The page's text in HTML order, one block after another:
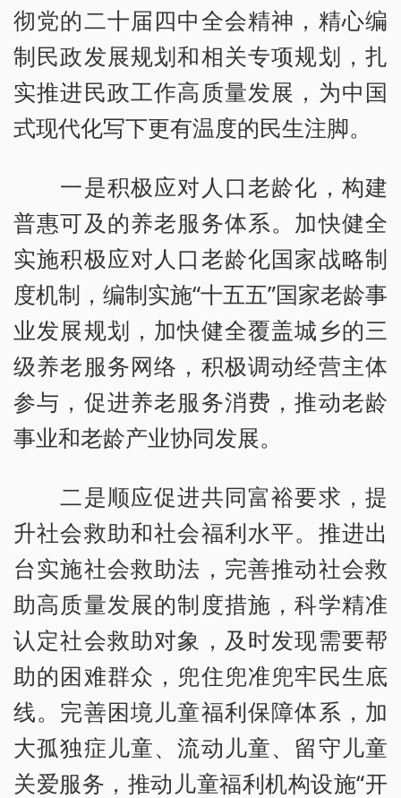
彻党的二十届四中全会精神，精心编
制民政发展规划和相关专项规划，扎
实推进民政工作高质量发展，为中国
式现代化写下更有温度的民生注脚。
一是积极应对人口老龄化，构建
普惠可及的养老服务体系。加快健全
实施积极应对人口老龄化国家战略制
度机制，编制实施“十五五”国家老龄事
业发展规划，加快健全覆盖城乡的三
级养老服务网络，积极调动经营主体
参与，促进养老服务消费，推动老龄
事业和老龄产业协同发展。
二是顺应促进共同富裕要求，提
升社会救助和社会福利水平。推进出
台实施社会救助法，完善推动社会救
助高质量发展的制度措施，科学精准
认定社会救助对象，及时发现需要帮
助的困难群众，兜住兜准兜牢民生底
线。完善困境儿童福利保障体系，加
大孤独症儿童、流动儿童、留守儿童
关爱服务，推动儿童福利机构设施“开